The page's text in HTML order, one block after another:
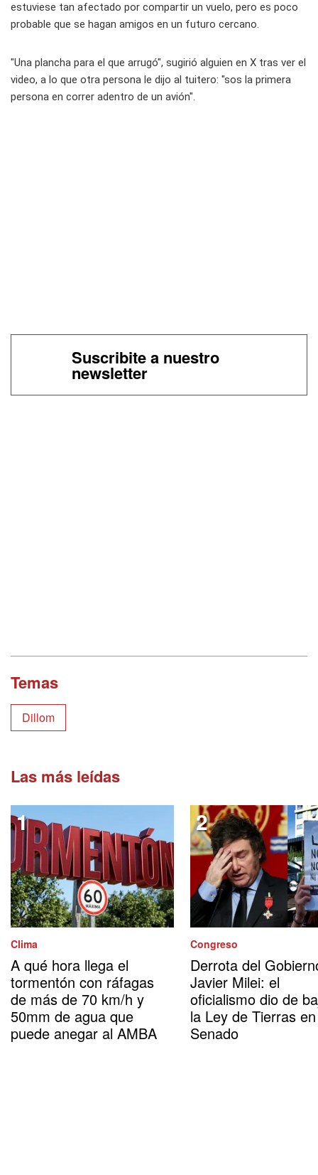
estuviese tan afectado por compartir un vuelo, pero es poco
probable que se hagan amigos en un futuro cercano.
"Una plancha para el que arrugó", sugirió alguien en X tras ver el
video, a lo que otra persona le dijo al tuitero: "sos la primera
persona en correr adentro de un avión".
Suscribite a nuestro
newsletter
Temas
Dillom
Las más leídas
Clima
A qué hora llega el
tormentón con ráfagas
de más de 70 km/h y
50mm de agua que
puede anegar al AMBA
Congreso
Derrota del
Javier Milei: el
oficialismo dio de
la Ley de Tierras
Senado